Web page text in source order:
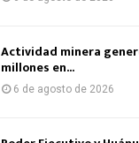
Actividad minera
millones en...
6 de agosto de 2026